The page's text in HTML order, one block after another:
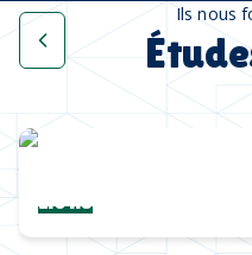
Ils nous
Une collection
Lions